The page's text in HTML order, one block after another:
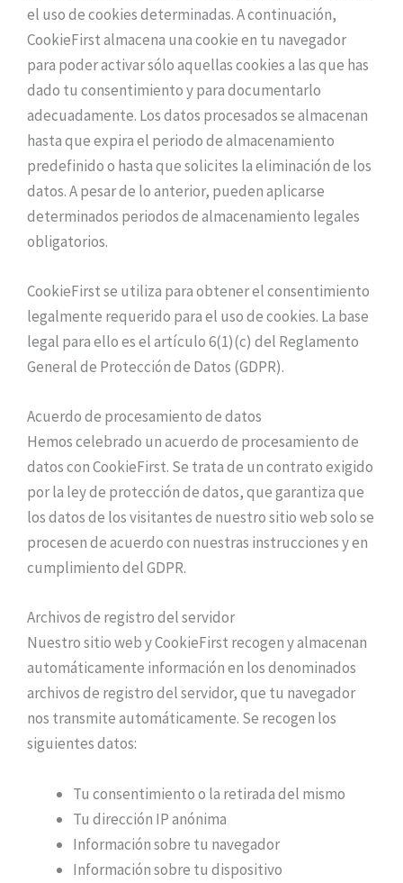
el uso de cookies determinadas. A continuación,
CookieFirst almacena una cookie en tu navegador
para poder activar sólo aquellas cookies a las que has
dado tu consentimiento y para documentarlo
adecuadamente. Los datos procesados se almacenan
hasta que expira el periodo de almacenamiento
predefinido o hasta que solicites la eliminación de los
datos. A pesar de lo anterior, pueden aplicarse
determinados periodos de almacenamiento legales
obligatorios.
CookieFirst se utiliza para obtener el consentimiento
legalmente requerido para el uso de cookies. La base
legal para ello es el artículo 6(1)(c) del Reglamento
General de Protección de Datos (GDPR).
Acuerdo de procesamiento de datos
Hemos celebrado un acuerdo de procesamiento de
datos con CookieFirst. Se trata de un contrato exigido
por la ley de protección de datos, que garantiza que
los datos de los visitantes de nuestro sitio web solo se
procesen de acuerdo con nuestras instrucciones y en
cumplimiento del GDPR.
Archivos de registro del servidor
Nuestro sitio web y CookieFirst recogen y almacenan
automáticamente información en los denominados
archivos de registro del servidor, que tu navegador
nos transmite automáticamente. Se recogen los
siguientes datos:
Tu consentimiento o la retirada del mismo
Tu dirección IP anónima
Información sobre tu navegador
Información sobre tu dispositivo